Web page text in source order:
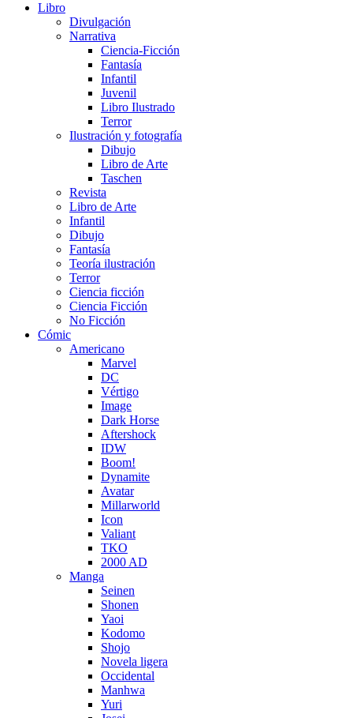
Libro
Divulgación
Narrativa
Ciencia-Ficción
Fantasía
Infantil
Juvenil
Libro Ilustrado
Terror
Ilustración y fotografía
Dibujo
Libro de Arte
Taschen
Revista
Libro de Arte
Infantil
Dibujo
Fantasía
Teoría ilustración
Terror
Ciencia ficción
Ciencia Ficción
No Ficción
Cómic
Americano
Marvel
DC
Vértigo
Image
Dark Horse
Aftershock
IDW
Boom!
Dynamite
Avatar
Millarworld
Icon
Valiant
TKO
2000 AD
Manga
Seinen
Shonen
Yaoi
Kodomo
Shojo
Novela ligera
Occidental
Manhwa
Yuri